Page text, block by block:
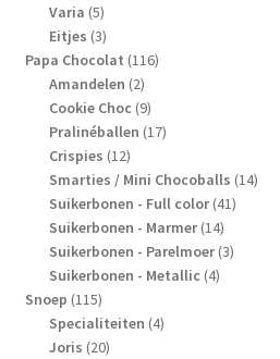
Varia 55
producten
Eitjes 33
producten
Papa Chocolat 116116
Amandelen 22
producten
Cookie Choc 99
producten
Pralinéballen 1717
Crispies 1212
producten
Smarties / Mini Chocoballs 1414
Suikerbonen - Full color 4141
Suikerbonen - Marmer 1414
producten
Suikerbonen - Parelmoer 33
Suikerbonen - Metallic 44
Snoep 115115
producten
Specialiteiten 44
Joris 2020